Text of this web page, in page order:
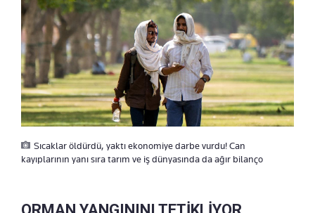
Sıcaklar öldürdü, yaktı ekonomiye darbe vurdu! Can
kayıplarının yanı sıra tarım ve iş dünyasında da ağır bilanço